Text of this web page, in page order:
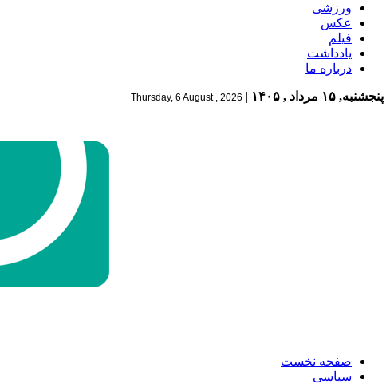
ورزشی
عکس
فیلم
یادداشت
درباره ما
پنجشنبه, ۱۵ مرداد , ۱۴۰۵ |
Thursday, 6 August , 2026
صفحه نخست
سیاسی